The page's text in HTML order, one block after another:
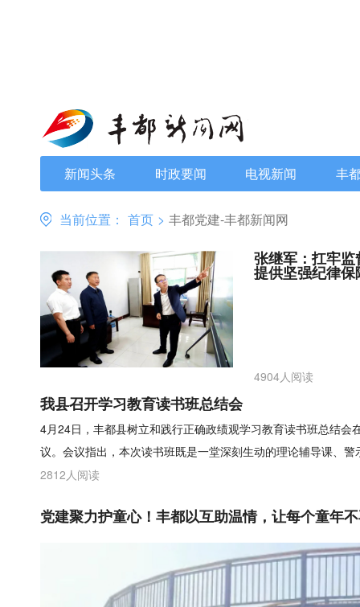
新闻头条 时政要闻 电视新闻 丰
当前位置： 首页 > 丰都党建-丰都新闻网
张继军：扛牢
提供坚强纪律保
4904人阅读
我县召开学习教育读书班总结会
4月24日，丰都县树立和践行正确政绩观学习教育读书班总结
议。会议指出，本次读书班既是一堂深刻生动的理论辅导课、
2812人阅读
党建聚力护童心！丰都以互助温情，让每个童年